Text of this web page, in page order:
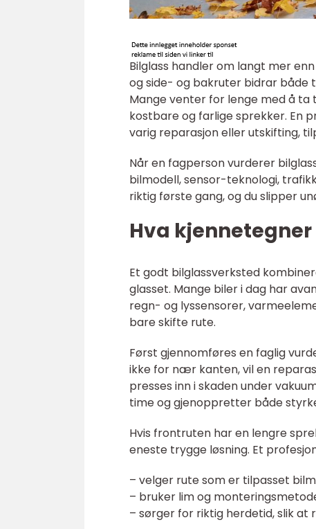
Bilglass handler om langt mer
og side- og bakruter bidrar både
Mange venter for lenge med å ta
kostbare og farlige sprekker. En
varig reparasjon eller utskifting,
Når en fagperson vurderer
bilmodell, sensor-teknologi,
riktig første gang, og du slipper
Hva
Et godt bilglassverksted
glasset. Mange biler i dag har
regn- og lyssensorer,
bare skifte rute.
Først gjennomføres en faglig
ikke for nær kanten, vil en
presses inn i skaden under
time og gjenoppretter både
Hvis frontruten har en lengre
eneste trygge løsning. Et
– velger rute som er tilpasset
– bruker lim og
– sørger for riktig herdetid, slik